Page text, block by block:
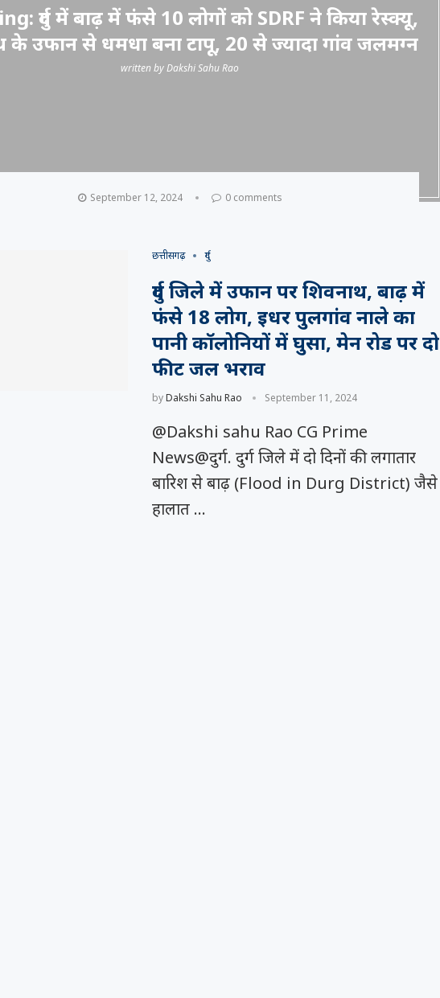
दुर्ग में बाढ़ में फंसे 10 लोगों को SDRF ने किया रेस्क्यू,
के उफान से धमधा बना टापू, 20 से ज्यादा गांव जलमग्न
written byDakshi Sahu Rao
September 12, 2024 0 comments
छत्तीसगढ़ दुर्ग
दुर्ग जिले में उफान पर शिवनाथ, बाढ़ में
फंसे 18 लोग, इधर पुलगांव नाले का
पानी कॉलोनियों में घुसा, मेन रोड पर दो
फीट जल भराव
byDakshi Sahu Rao September 11, 2024
@Dakshi sahu Rao CG Prime
News@दुर्ग. दुर्ग जिले में दो दिनों की लगातार
बारिश से बाढ़ (Flood in Durg District) जैसे
हालात …